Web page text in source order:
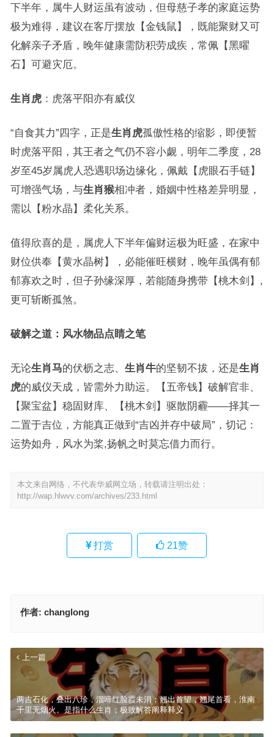
下半年，属牛人财运虽有波动，但母慈子孝的家庭运势
极为难得，建议在客厅摆放【金钱鼠】，既能聚财又可
化解亲子矛盾，晚年健康需防积劳成疾，常佩【黑曜
石】可避灾厄。
生肖虎：虎落平阳亦有威仪
“自食其力”四字，正是生肖虎孤傲性格的缩影，即便暂
时虎落平阳，其王者之气仍不容小觑，明年二季度，28
岁至45岁属虎人恐遇职场边缘化，佩戴【虎眼石手链】
可增强气场，与生肖猴相冲者，婚姻中性格差异明显，
需以【粉水晶】柔化关系。
值得欣喜的是，属虎人下半年偏财运极为旺盛，在家中
财位供奉【黄水晶树】，必能催旺横财，晚年虽偶有郁
郁寡欢之时，但子孙缘深厚，若能随身携带【桃木剑】,
更可斩断孤煞。
破解之道：风水物品点睛之笔
无论生肖马的伏枥之志、 生肖牛的坚韧不拔，还是生肖
虎的威仪天成，皆需外力助运。【五帝钱】破解官非、
【聚宝盆】稳固财库、【桃木剑】驱散阴霾——择其一
二置于吉位，方能真正做到“吉凶并存中破局”，切记：
运势如舟，风水为桨,扬帆之时莫忘借力而行。
本文来自网络，不代表华威网立场，转载请注明出处：
http://wap.hlwvv.com/archives/233.html
打赏 21赞
作者: changlong
上一篇
两吉石化，叠出八珍，溜啼红脸霞未消；翘出首望，翘尾首看，淮南
千里无烟火。是指什么生肖；极致解答阐释释义